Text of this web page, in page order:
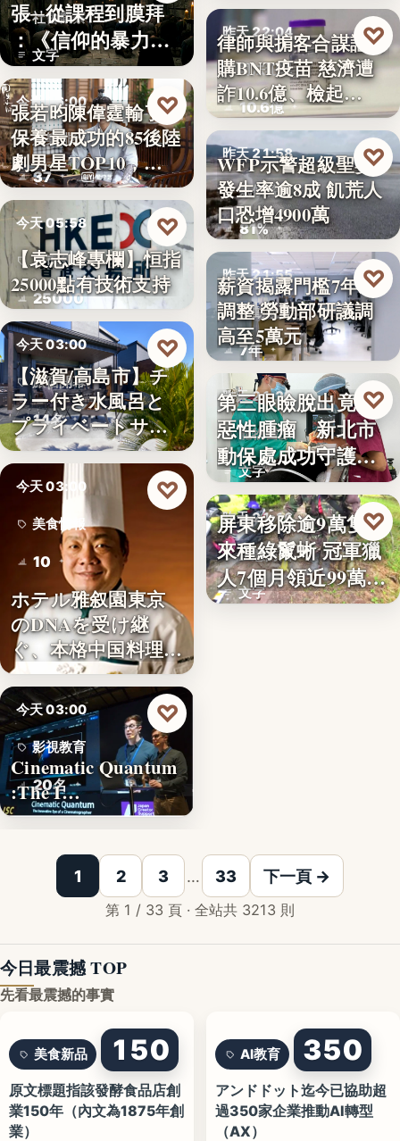
社會觀察
文字
張─從課程到膜拜
：《信仰的暴力》
選摘（3…
今天 06:00
娛樂排行
37
張若昀陳偉霆輸了！
保養最成功的85後陸
劇男星TOP10，…
♡
今天 05:58
股市分析
25000
【袁志峰專欄】恒指
25000點有技術支持
♡
今天 03:00
旅宿開幕
14名
【滋賀/高島市】チ
ラー付き水風呂と
プライベートサウ
ナを楽…
♡
今天 03:00
美食情報
10
ホテル雅叙園東京
のDNAを受け継
ぐ、本格中国料理店
「万福…
♡
今天 03:00
影視教育
20名
Cinematic Quantum
:The I…
♡
昨天 22:04
司法犯罪
10.6億
律師與掮客合謀誆可
購BNT疫苗 慈濟遭
詐10.6億、檢起…
♡
昨天 21:58
氣候警報
81%
WFP示警超級聖嬰
發生率逾8成 飢荒人
口恐增4900萬
♡
昨天 21:55
勞動政策
7年
薪資揭露門檻7年未
調整 勞動部研議調
高至5萬元
♡
昨天 21:26
寵物醫療
文字
第三眼瞼脫出竟藏
惡性腫瘤 新北市
動保處成功守護校
園犬
♡
昨天 21:16
生態防治
文字
屏東移除逾9萬隻外
來種綠鬣蜥 冠軍獵
人7個月領近99萬
獎…
♡
1 2 3 … 33 下一頁 →
第 1 / 33 頁 · 全站共 3213 則
今日最震撼 TOP
先看最震撼的事實
美食新品 150
原文標題指該發酵食品店創
業150年（內文為1875年創
業）
AI教育 350
アンドドット迄今已協助超
過350家企業推動AI轉型
（AX）